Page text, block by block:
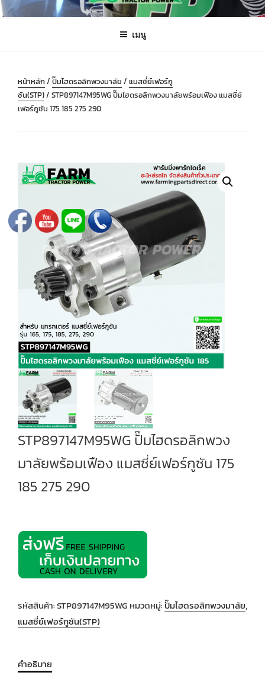
ข้ามFARMING PARTS DIRECT
ฟาร์มมิ่งพาร์ทไดเร็ค อะไหล่ รถไถ แทรกเตอร์ เครื่องมือจักรกลเกษตร จัดส่ง
เมนู
หน้าหลัก/ ปั๊มไฮดรอลิกพวงมาลัย / แมสซี่ย์เฟอร์กู
ซัน(STP)/ STP897147M95WG ปั๊มไฮดรอลิกพวงมาลัยพร้อมเฟือง แมสซี่ย์
เฟอร์กูซัน 175 185 275 290
STP897147M95WG ปั๊มไฮดรอลิกพวง
มาลัยพร้อมเฟือง แมสซี่ย์เฟอร์กูซัน 175
185 275 290
รหัสสินค้า:STP897147M95WG หมวดหมู่:ปั๊มไฮดรอลิกพวงมาลัย,
แมสซี่ย์เฟอร์กูซัน(STP)
คำอธิบาย